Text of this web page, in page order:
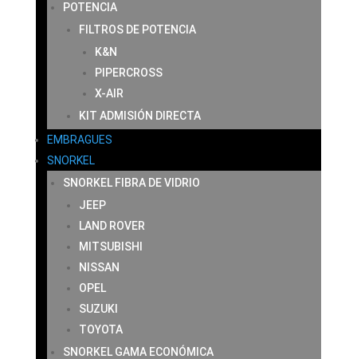
POTENCIA
FILTROS DE POTENCIA
K&N
PIPERCROSS
X-AIR
KIT ADMISIÓN DIRECTA
EMBRAGUES
SNORKEL
SNORKEL FIBRA DE VIDRIO
JEEP
LAND ROVER
MITSUBISHI
NISSAN
OPEL
SUZUKI
TOYOTA
SNORKEL GAMA ECONÓMICA